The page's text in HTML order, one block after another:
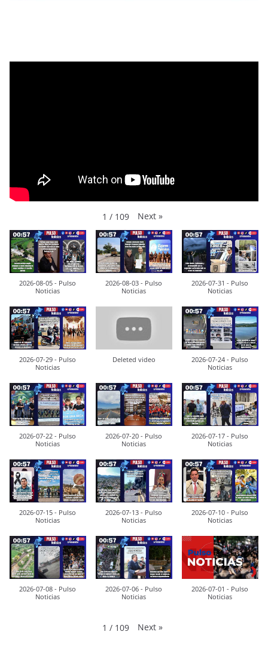
1 / 109 Next »
2026-08-05 - Pulso
Noticias
2026-08-03 - Pulso
Noticias
2026-07-31 - Pulso
Noticias
2026-07-29 - Pulso
Noticias
Deleted video
2026-07-24 - Pulso
Noticias
2026-07-22 - Pulso
Noticias
2026-07-20 - Pulso
Noticias
2026-07-17 - Pulso
Noticias
2026-07-15 - Pulso
Noticias
2026-07-13 - Pulso
Noticias
2026-07-10 - Pulso
Noticias
2026-07-08 - Pulso
Noticias
2026-07-06 - Pulso
Noticias
2026-07-01 - Pulso
Noticias
1 / 109 Next »